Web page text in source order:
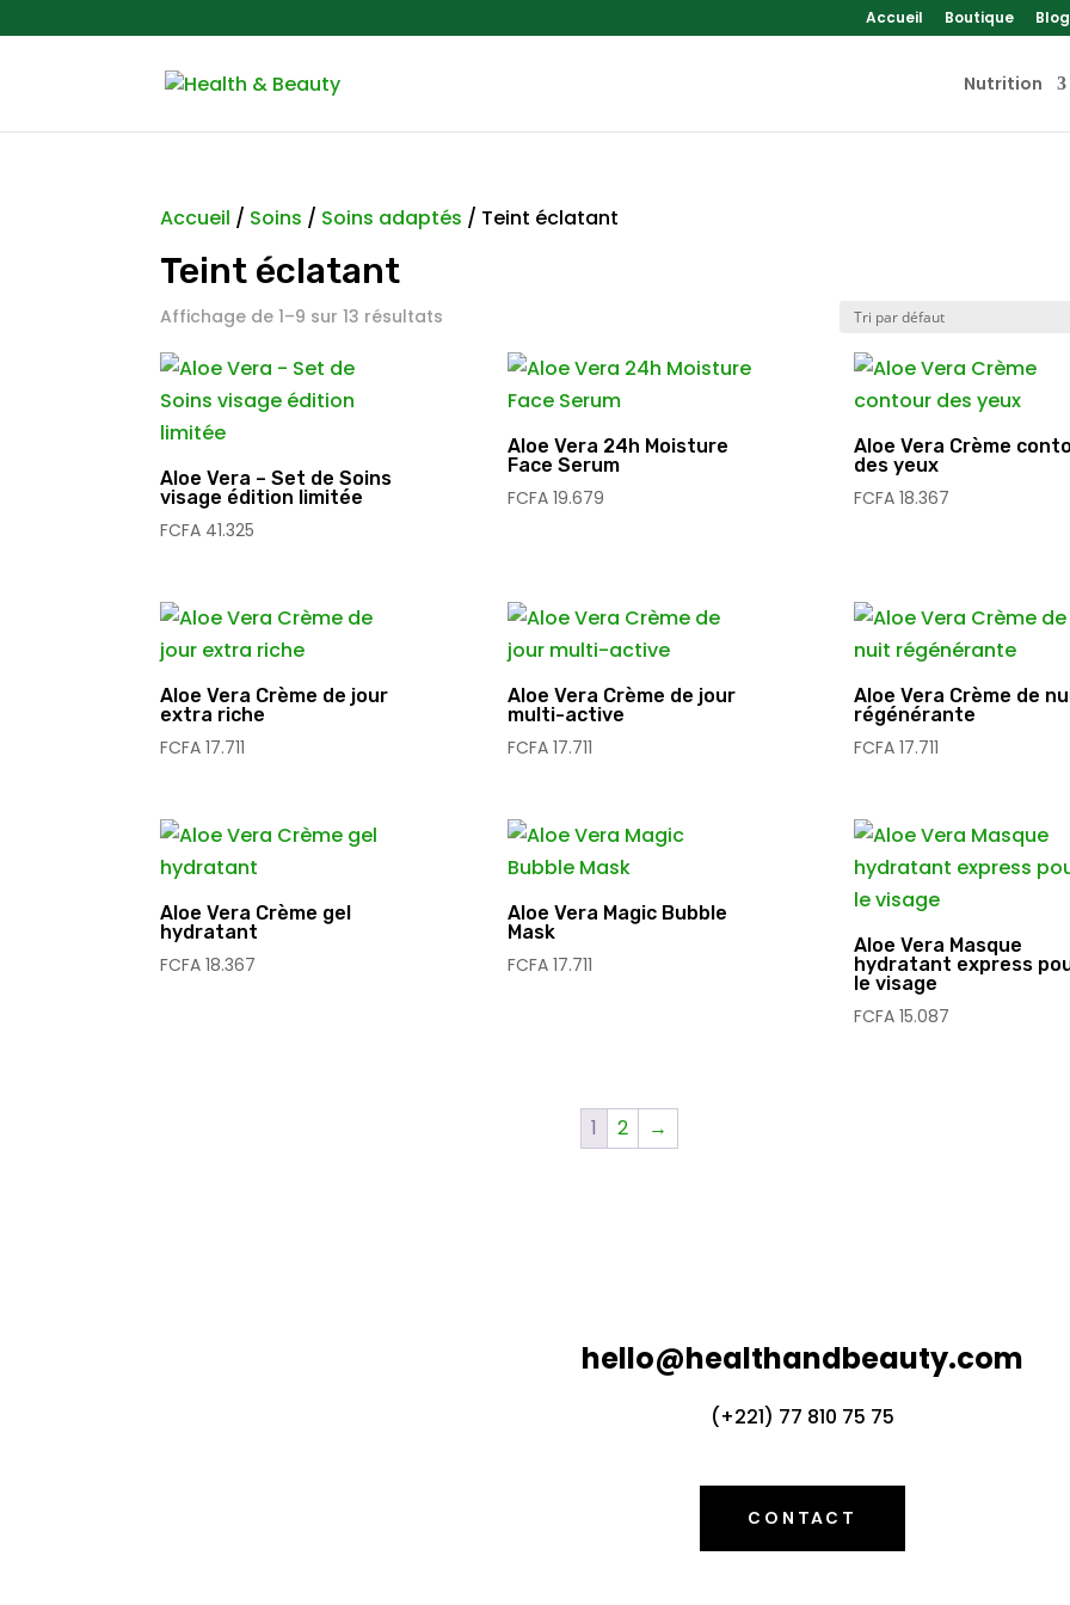
Accueil Boutique Blog
Nutrition
Accueil / Soins / Soins adaptés / Teint éclatant
Teint éclatant
Affichage de 1–9 sur 13 résultats
Aloe Vera – Set de Soins
visage édition limitée
FCFA 41.325
Aloe Vera 24h Moisture
Face Serum
FCFA19.679
Aloe Vera Crème
des yeux
FCFA 18.367
Aloe Vera Crème de jour
extra riche
FCFA 17.711
Aloe Vera Crème de jour
multi-active
FCFA17.711
Aloe Vera Crème de
régénérante
FCFA 17.711
Aloe Vera Crème gel
hydratant
FCFA 18.367
Aloe Vera Magic Bubble
Mask
FCFA17.711
Aloe Vera Masque
hydratant express
le visage
FCFA 15.087
1 2 →
hello@healthandbeauty.com
(+221) 77 810 75 75
CONTACT